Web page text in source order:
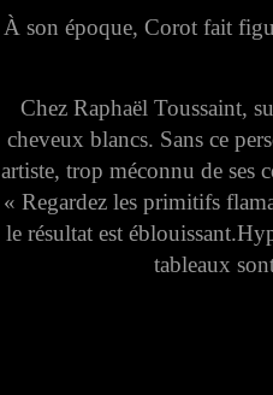
À son époque, Corot fait
Chez Raphaël Toussaint,
cheveux blancs. Sans ce
artiste, trop méconnu de ses
« Regardez les primitifs
le résultat est
tableaux